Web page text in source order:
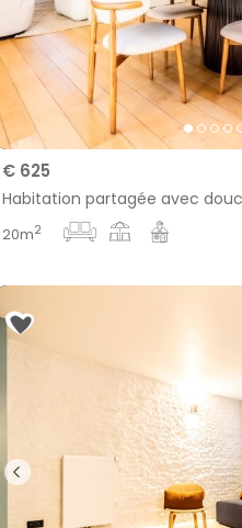
€ 625
Habitation partagée avec
20m2